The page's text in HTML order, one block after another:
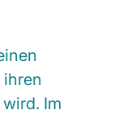
Im